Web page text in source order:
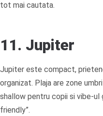
tot mai cautata.
11. Jupiter
Jupiter este compact,
organizat. Plaja are zone
shallow pentru copii si vibe-
friendly”.